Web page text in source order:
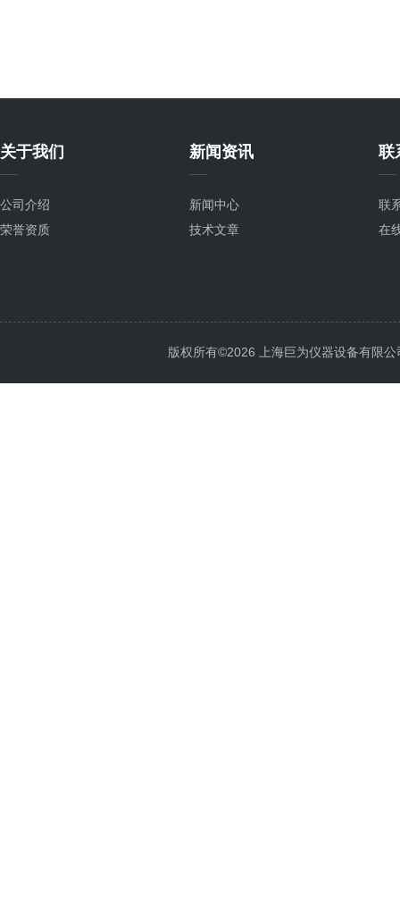
关于我们
公司介绍
荣誉资质
新闻资讯
新闻中心
技术文章
联
联
在
版权所有©2026 上海巨为仪器设备有限